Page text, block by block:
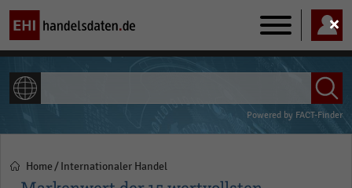
Main
navigation
Powered by FACT-Finder
Pfadnavigation
Home Internationaler Handel